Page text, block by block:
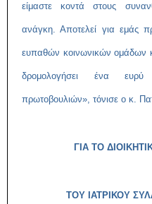
είμαστε κοντά στους
ανάγκη. Αποτελεί για εμάς
ευπαθών κοινωνικών ομάδων
δρομολογήσει ένα
πρωτοβουλιών», τόνισε ο κ.
ΓΙΑ ΤΟ
ΤΟΥ ΙΑΤΡΙΚΟΥ